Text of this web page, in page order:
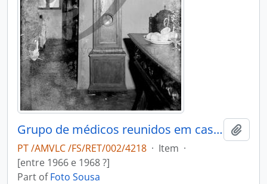
Grupo de médicos reunidos em casa do Dr. António Duarte Teixeira da Silva
PT /AMVLC /FS/RET/002/4218 · Item ·
[entre 1966 e 1968 ?]
Part ofFoto Sousa